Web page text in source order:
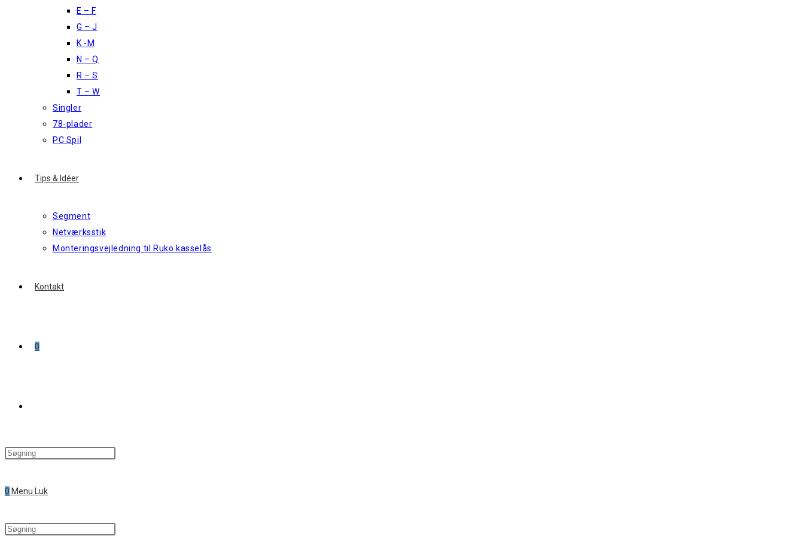
E – F
G – J
K -M
N – Q
R – S
T – W
Singler
78-plader
PC Spil
Tips & Idéer
Segment
Netværksstik
Monteringsvejledning til Ruko kasselås
Kontakt
0
search
0 Menu Luk
Search